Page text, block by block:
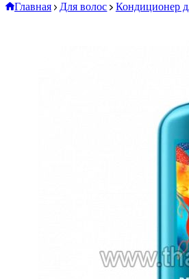
Главная Для волос Кондиционер